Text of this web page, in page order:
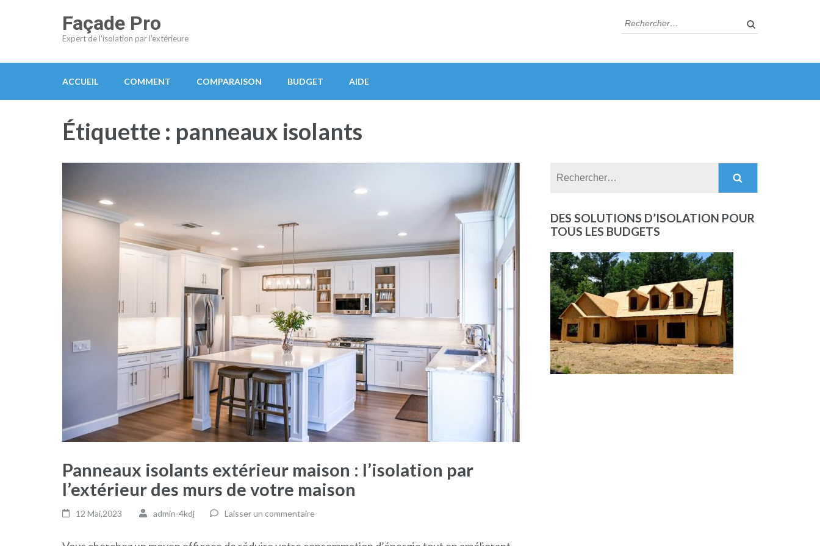
(Pressez
Façade Pro
Expert de l'isolation par l'extérieure
Rechercher :
ACCUEIL COMMENT COMPARAISON BUDGET AIDE
Étiquette : panneaux isolants
Panneaux isolants extérieur maison : l’isolation par
l’extérieur des murs de votre maison
12 Mai,2023 admin-4kdj Laisser un commentaire
Rechercher :
DES SOLUTIONS D’ISOLATION POUR
TOUS LES BUDGETS